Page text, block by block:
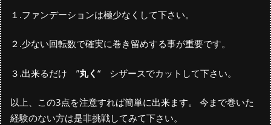
１.ファンデーションは極少なくして下さい。
２.少ない回転数で確実に巻き留めする事が重要です。
３.出来るだけ ”丸く “ シザースでカットして下さい。
以上、この3点を注意すれば簡単に出来ます。 今まで巻いた
経験のない方は是非挑戦してみて下さい。